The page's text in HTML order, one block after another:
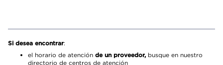
Si desea encontrar:
el horario de atención de un proveedor, busque en nuestro
directorio de centros de atención